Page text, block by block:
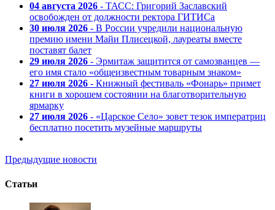
04 августа 2026 - ТАСС: Григорий Заславский
освобожден от должности ректора ГИТИСа
30 июля 2026 - В России учредили национальную
премию имени Майи Плисецкой, лауреаты вместе
поставят балет
29 июля 2026 - Эрмитаж защитится от самозванцев —
его имя стало «общеизвестным товарным знаком»
27 июля 2026 - Книжный фестиваль «Фонарь» примет
книги в хорошем состоянии на благотворительную
ярмарку
27 июля 2026 - «Царское Село» зовет тезок императриц
бесплатно посетить музейные маршруты
Предыдущие новости
Статьи